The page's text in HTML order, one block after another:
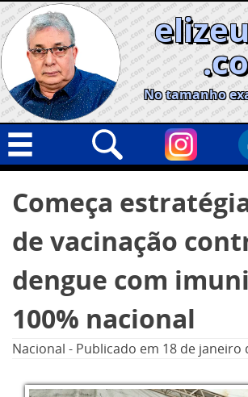
Skip
to
content
No tamanho
Geral
Cidades
Política
Nacional
Opinião
Informe especial
por:
Começa
de vacinação
dengue com
100% nacional
Nacional - Publicado em 18 de janeiro